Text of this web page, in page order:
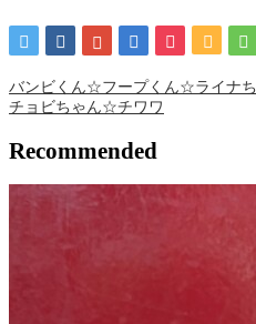
バンビくん☆フープくん☆ライナ
チョビちゃん☆チワワ
Recommended